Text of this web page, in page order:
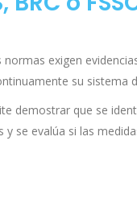
exigen
su sistema
demostrar que se
y se evalúa si las